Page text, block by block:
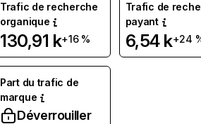
Trafic de recherche
organique
130,91 k+16 %
Trafic de
payant
6,54 k+24
Part du trafic de
marque
Déverrouiller